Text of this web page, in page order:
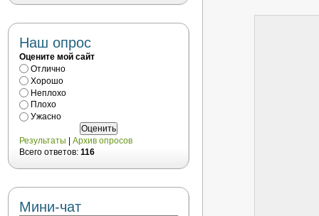
Наш опрос
Оцените мой сайт
Отлично
Хорошо
Неплохо
Плохо
Ужасно
Результаты
Архив опросов
Всего ответов: 116
Мини-чат